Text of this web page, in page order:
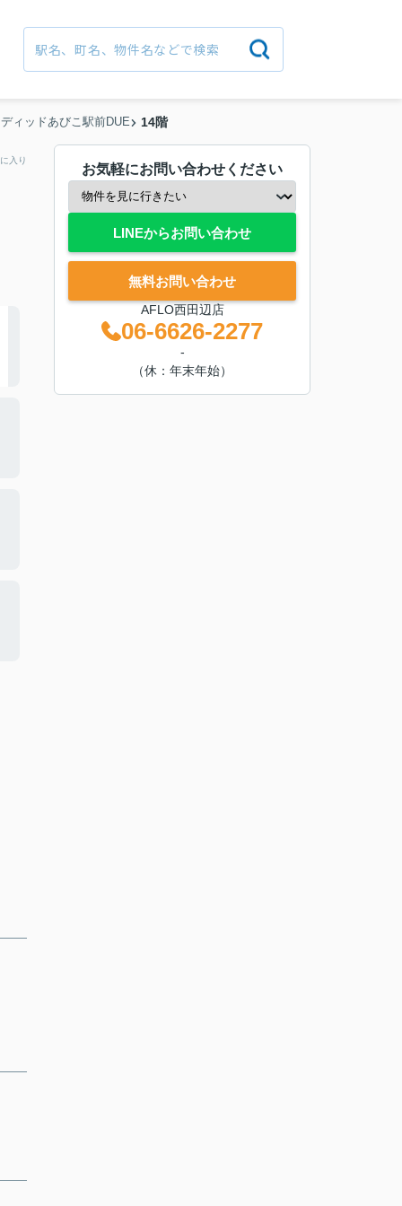
ィッドあびこ駅前DUE 14階
入り
お気軽にお問い合わせください
LINEからお問い合わせ
無料お問い合わせ
AFLO西田辺店
06-6626-2277
-
（休：年末年始）